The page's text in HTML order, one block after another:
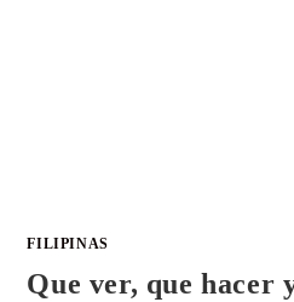
FILIPINAS
Que ver, que hacer